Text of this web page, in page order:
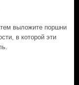
выложите поршни
в которой эти